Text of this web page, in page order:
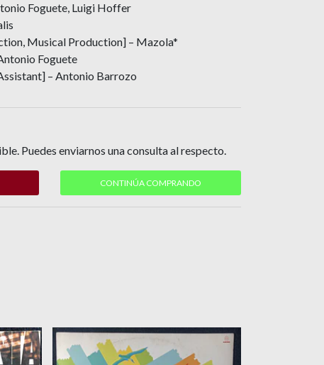
Foguete, Luigi Hoffer
Musical Production] – Mazola*
Foguete
– Antonio Barrozo
Puedes enviarnos una consulta al respecto.
CONTINÚA COMPRANDO